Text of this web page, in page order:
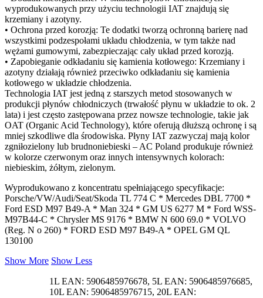
wyprodukowanych przy użyciu technologii IAT znajdują się
krzemiany i azotyny.
• Ochrona przed korozją: Te dodatki tworzą ochronną barierę nad
wszystkimi podzespołami układu chłodzenia, w tym także nad
wężami gumowymi, zabezpieczając cały układ przed korozją.
• Zapobieganie odkładaniu się kamienia kotłowego: Krzemiany i
azotyny działają również przeciwko odkładaniu się kamienia
kotłowego w układzie chłodzenia.
Technologia IAT jest jedną z starszych metod stosowanych w
produkcji płynów chłodniczych (trwałość płynu w układzie to ok. 2
lata) i jest często zastępowana przez nowsze technologie, takie jak
OAT (Organic Acid Technology), które oferują dłuższą ochronę i są
mniej szkodliwe dla środowiska. Płyny IAT zazwyczaj mają kolor
zgniłozielony lub brudnoniebieski – AC Poland produkuje również
w kolorze czerwonym oraz innych intensywnych kolorach:
niebieskim, żółtym, zielonym.
Wyprodukowano z koncentratu spełniającego specyfikacje:
Porsche/VW/Audi/Seat/Skoda TL 774 C * Mercedes DBL 7700 *
Ford ESD M97 B49-A * Man 324 * GM US 6277 M * Ford WSS-
M97B44-C * Chrysler MS 9176 * BMW N 600 69.0 * VOLVO
(Reg. N o 260) * FORD ESD M97 B49-A * OPEL GM QL
130100
Show More Show Less
1L EAN: 5906485976678, 5L EAN: 5906485976685,
10L EAN: 5906485976715, 20L EAN: